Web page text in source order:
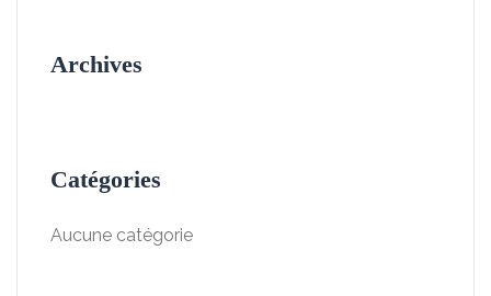
Archives
Catégories
Aucune catégorie